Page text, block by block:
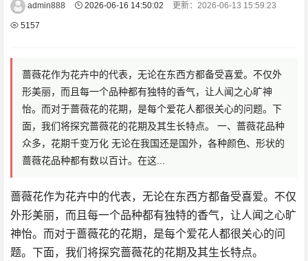
admin888 2026-06-16 14:50:02 更新：2026-06-13 15:59:23
5157
蔷薇花作为花卉中的代表，无论在东西方都备受喜爱。不仅外
形美丽，而且每一个品种都有独特的香气，让人闻之心旷神
怡。而对于蔷薇花的花期，是每个爱花人都很关心的问题。下
面，我们将探究蔷薇花的花期及其生长特点。 一、蔷薇花品种
众多，花期千变万化 无论在我国还是国外，各种颜色、形状的
蔷薇花品种都有数以百计。在这...
蔷薇花作为花卉中的代表，无论在东西方都备受喜爱。不仅
外形美丽，而且每一个品种都有独特的香气，让人闻之心旷
神怡。而对于蔷薇花的花期，是每个爱花人都很关心的问
题。下面，我们将探究蔷薇花的花期及其生长特点。